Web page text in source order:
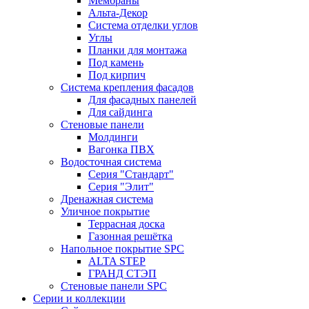
Альта-Декор
Система отделки углов
Углы
Планки для монтажа
Под камень
Под кирпич
Система крепления фасадов
Для фасадных панелей
Для сайдинга
Стеновые панели
Молдинги
Вагонка ПВХ
Водосточная система
Серия "Стандарт"
Серия "Элит"
Дренажная система
Уличное покрытие
Террасная доска
Газонная решётка
Напольное покрытие SPC
ALTA STEP
ГРАНД СТЭП
Стеновые панели SPC
Серии и коллекции